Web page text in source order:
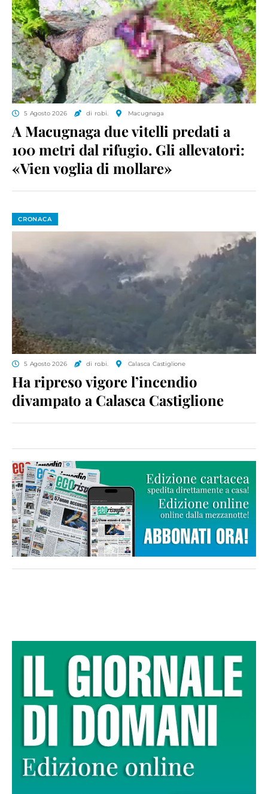
5 Agosto 2026 di ro.bi. Macugnaga
A Macugnaga due vitelli predati a
100 metri dal rifugio. Gli allevatori:
«Vien voglia di mollare»
CRONACA
5 Agosto 2026 di ro.bi. Calasca Castiglione
Ha ripreso vigore l’incendio
divampato a Calasca Castiglione